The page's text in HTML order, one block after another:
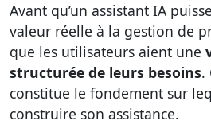
Avant qu’un assistant IA
valeur réelle à la gestion de
que les utilisateurs aient une
structurée de leurs besoins.
constitue le fondement sur
construire son assistance.